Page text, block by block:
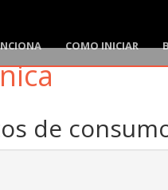
COMO INICIAR
de